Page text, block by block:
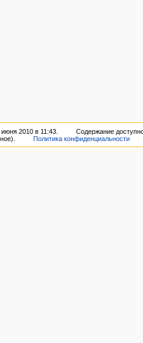
2010 в 11:43. Содержание
Политика конфиденциальности